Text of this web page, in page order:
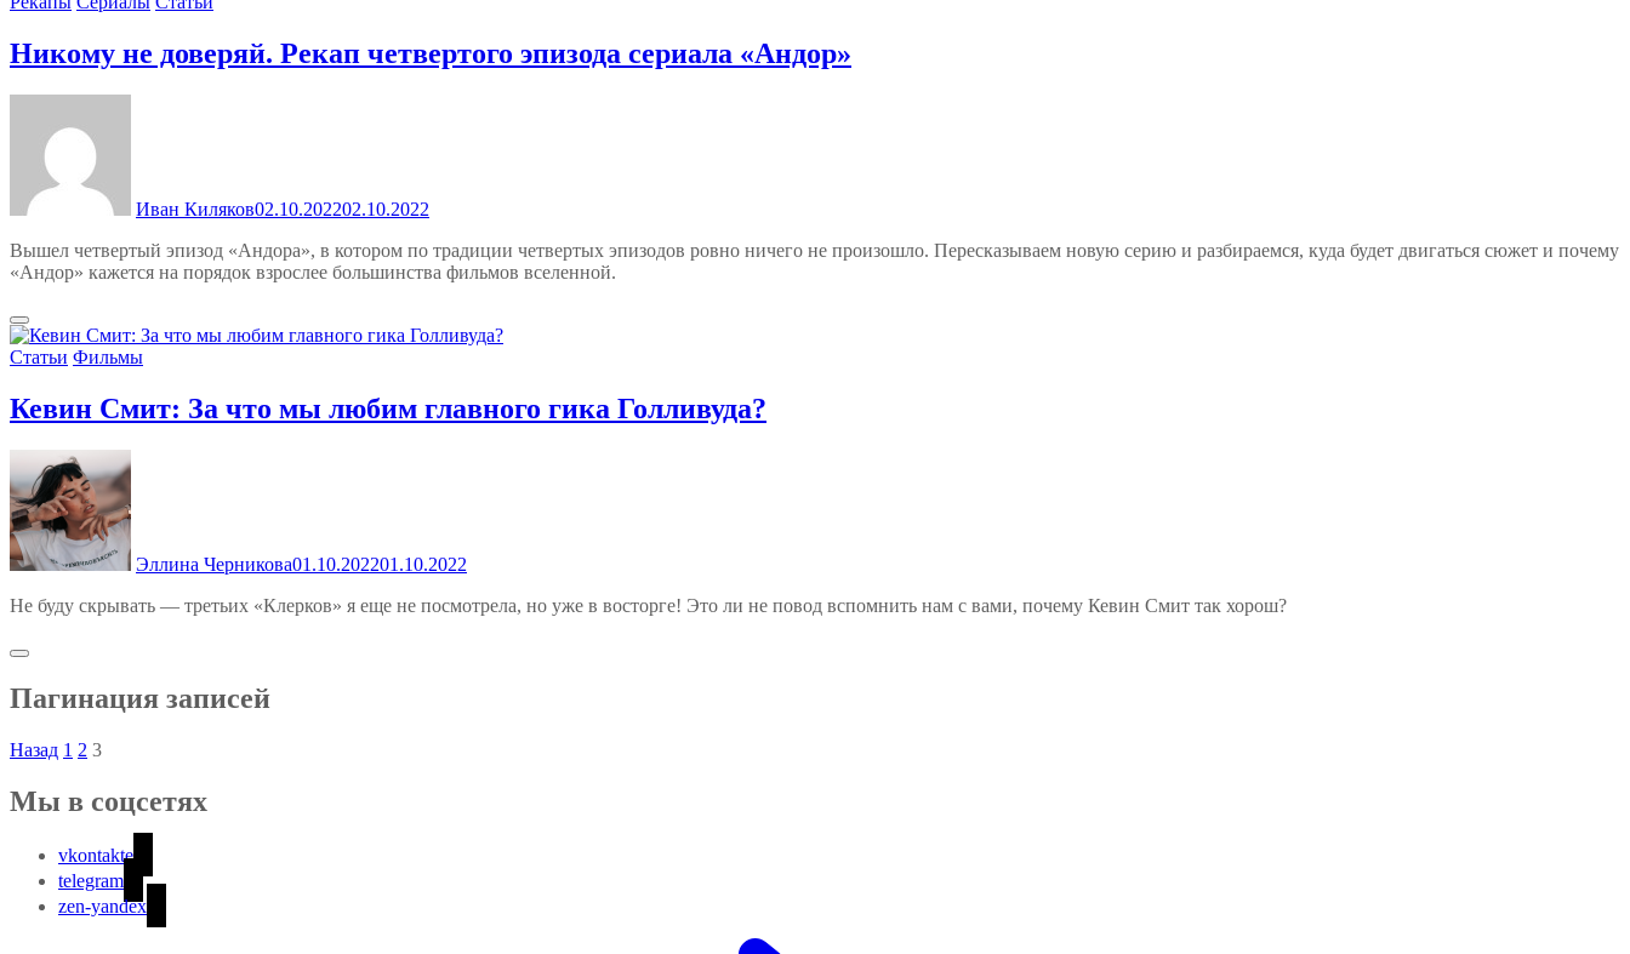
Никому не доверяй. Рекап четвертого эпизода сериала «Андор»
Иван Киляков02.10.202202.10.2022
Вышел четвертый эпизод «Андора», в котором по традиции четвертых эпизодов ровно ничего не произошло. Пересказываем новую серию и разбираемся, куда будет двигаться сюжет и почему
«Андор» кажется на порядок взрослее большинства фильмов вселенной.
Статьи Фильмы
Кевин Смит: За что мы любим главного гика Голливуда?
Эллина Черникова01.10.202201.10.2022
Не буду скрывать — третьих «Клерков» я еще не посмотрела, но уже в восторге! Это ли не повод вспомнить нам с вами, почему Кевин Смит так хорош?
Пагинация записей
Назад 1 2 3
Мы в соцсетях
vkontakte
telegram
zen-yandex